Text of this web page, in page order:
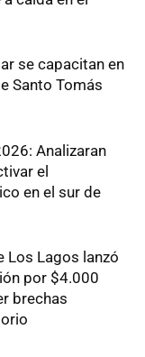
se capacitan en
Santo Tomás
Analizaran
el
en el sur de
Los Lagos lanzó
por $4.000
brechas